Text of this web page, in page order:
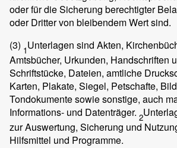
oder für die Sicherung berechtigter
oder Dritter von bleibendem Wert sind.
(3) 1Unterlagen sind Akten,
Amtsbücher, Urkunden, Handschriften
Schriftstücke, Dateien, amtliche
Karten, Plakate, Siegel, Petschafte,
Tondokumente sowie sonstige, auch
Informations- und Datenträger. 2
zur Auswertung, Sicherung und
Hilfsmittel und Programme.